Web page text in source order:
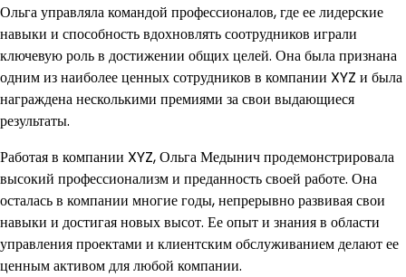
Ольга управляла командой профессионалов, где ее лидерские
навыки и способность вдохновлять соотрудников играли
ключевую роль в достижении общих целей. Она была признана
одним из наиболее ценных сотрудников в компании XYZ и была
награждена несколькими премиями за свои выдающиеся
результаты.
Работая в компании XYZ, Ольга Медынич продемонстрировала
высокий профессионализм и преданность своей работе. Она
осталась в компании многие годы, непрерывно развивая свои
навыки и достигая новых высот. Ее опыт и знания в области
управления проектами и клиентским обслуживанием делают ее
ценным активом для любой компании.